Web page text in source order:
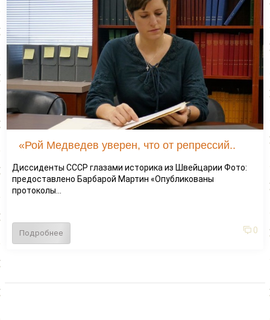
«Рой Медведев уверен, что от репрессий..
Диссиденты СССР глазами историка из Швейцарии Фото:
предоставлено Барбарой Мартин «Опубликованы
протоколы...
Подробнее 0